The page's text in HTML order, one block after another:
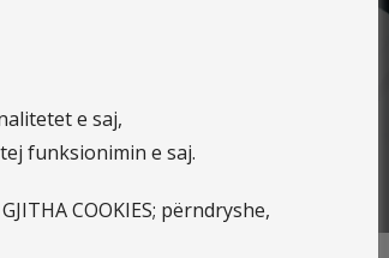
e saj,
funksionimin e saj.
COOKIES; përndryshe,